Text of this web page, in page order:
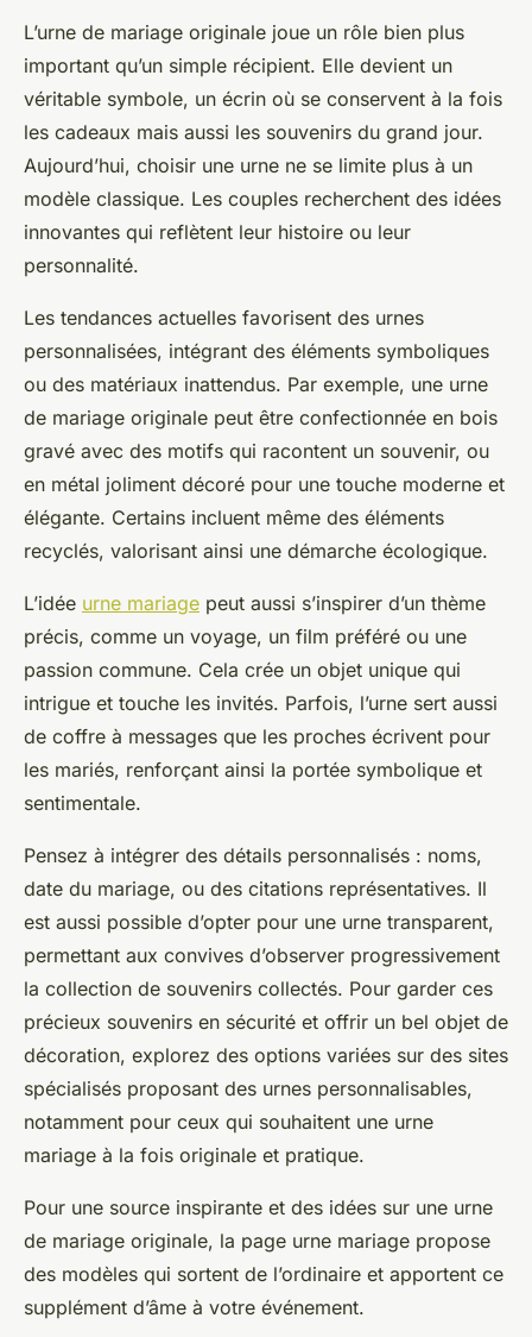
L’urne de mariage originale joue un rôle bien plus
important qu’un simple récipient. Elle devient un
véritable symbole, un écrin où se conservent à la fois
les cadeaux mais aussi les souvenirs du grand jour.
Aujourd’hui, choisir une urne ne se limite plus à un
modèle classique. Les couples recherchent des idées
innovantes qui reflètent leur histoire ou leur
personnalité.
Les tendances actuelles favorisent des urnes
personnalisées, intégrant des éléments symboliques
ou des matériaux inattendus. Par exemple, une urne
de mariage originale peut être confectionnée en bois
gravé avec des motifs qui racontent un souvenir, ou
en métal joliment décoré pour une touche moderne et
élégante. Certains incluent même des éléments
recyclés, valorisant ainsi une démarche écologique.
L’idée urne mariage peut aussi s’inspirer d’un thème
précis, comme un voyage, un film préféré ou une
passion commune. Cela crée un objet unique qui
intrigue et touche les invités. Parfois, l’urne sert aussi
de coffre à messages que les proches écrivent pour
les mariés, renforçant ainsi la portée symbolique et
sentimentale.
Pensez à intégrer des détails personnalisés : noms,
date du mariage, ou des citations représentatives. Il
est aussi possible d’opter pour une urne transparent,
permettant aux convives d’observer progressivement
la collection de souvenirs collectés. Pour garder ces
précieux souvenirs en sécurité et offrir un bel objet de
décoration, explorez des options variées sur des sites
spécialisés proposant des urnes personnalisables,
notamment pour ceux qui souhaitent une urne
mariage à la fois originale et pratique.
Pour une source inspirante et des idées sur une urne
de mariage originale, la page urne mariage propose
des modèles qui sortent de l’ordinaire et apportent ce
supplément d’âme à votre événement.